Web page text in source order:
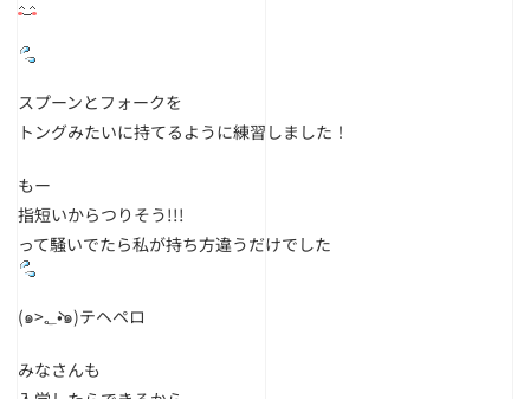
スプーンとフォークを
トングみたいに持てるように練習しました！
もー
指短いからつりそう!!!
って騒いでたら私が持ち方違うだけでした
(๑>؂•̀๑)テヘペロ
みなさんも